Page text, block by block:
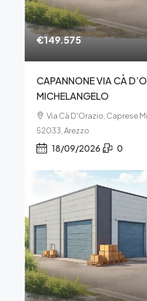
€149.575
CAPANNONE VIA CÀ
MICHELANGELO
Via Cà D'Orazio, Caprese
52033, Arezzo
18/09/2026 0